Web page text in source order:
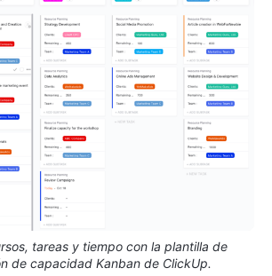
tareas y tiempo con la plantilla de
de capacidad Kanban de ClickUp.